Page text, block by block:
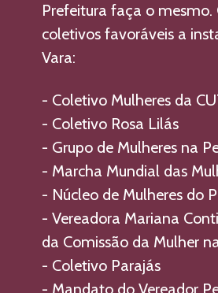
Prefeitura faça o mesmo.
coletivos favoráveis a
Vara:
- Coletivo Mulheres da
- Coletivo Rosa Lilás
- Grupo de Mulheres na
- Marcha Mundial das
- Núcleo de Mulheres do
- Vereadora Mariana
da Comissão da Mulher
- Coletivo Parajás